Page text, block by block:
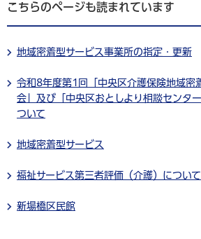
こちらのページも読まれています
地域密着型サービス事業所の指定・更新
令和8年度第1回「中央区介護保険地域密
会」及び「中央区おとしより相談センタ
ついて
地域密着型サービス
福祉サービス第三者評価（介護）について
新場橋区民館